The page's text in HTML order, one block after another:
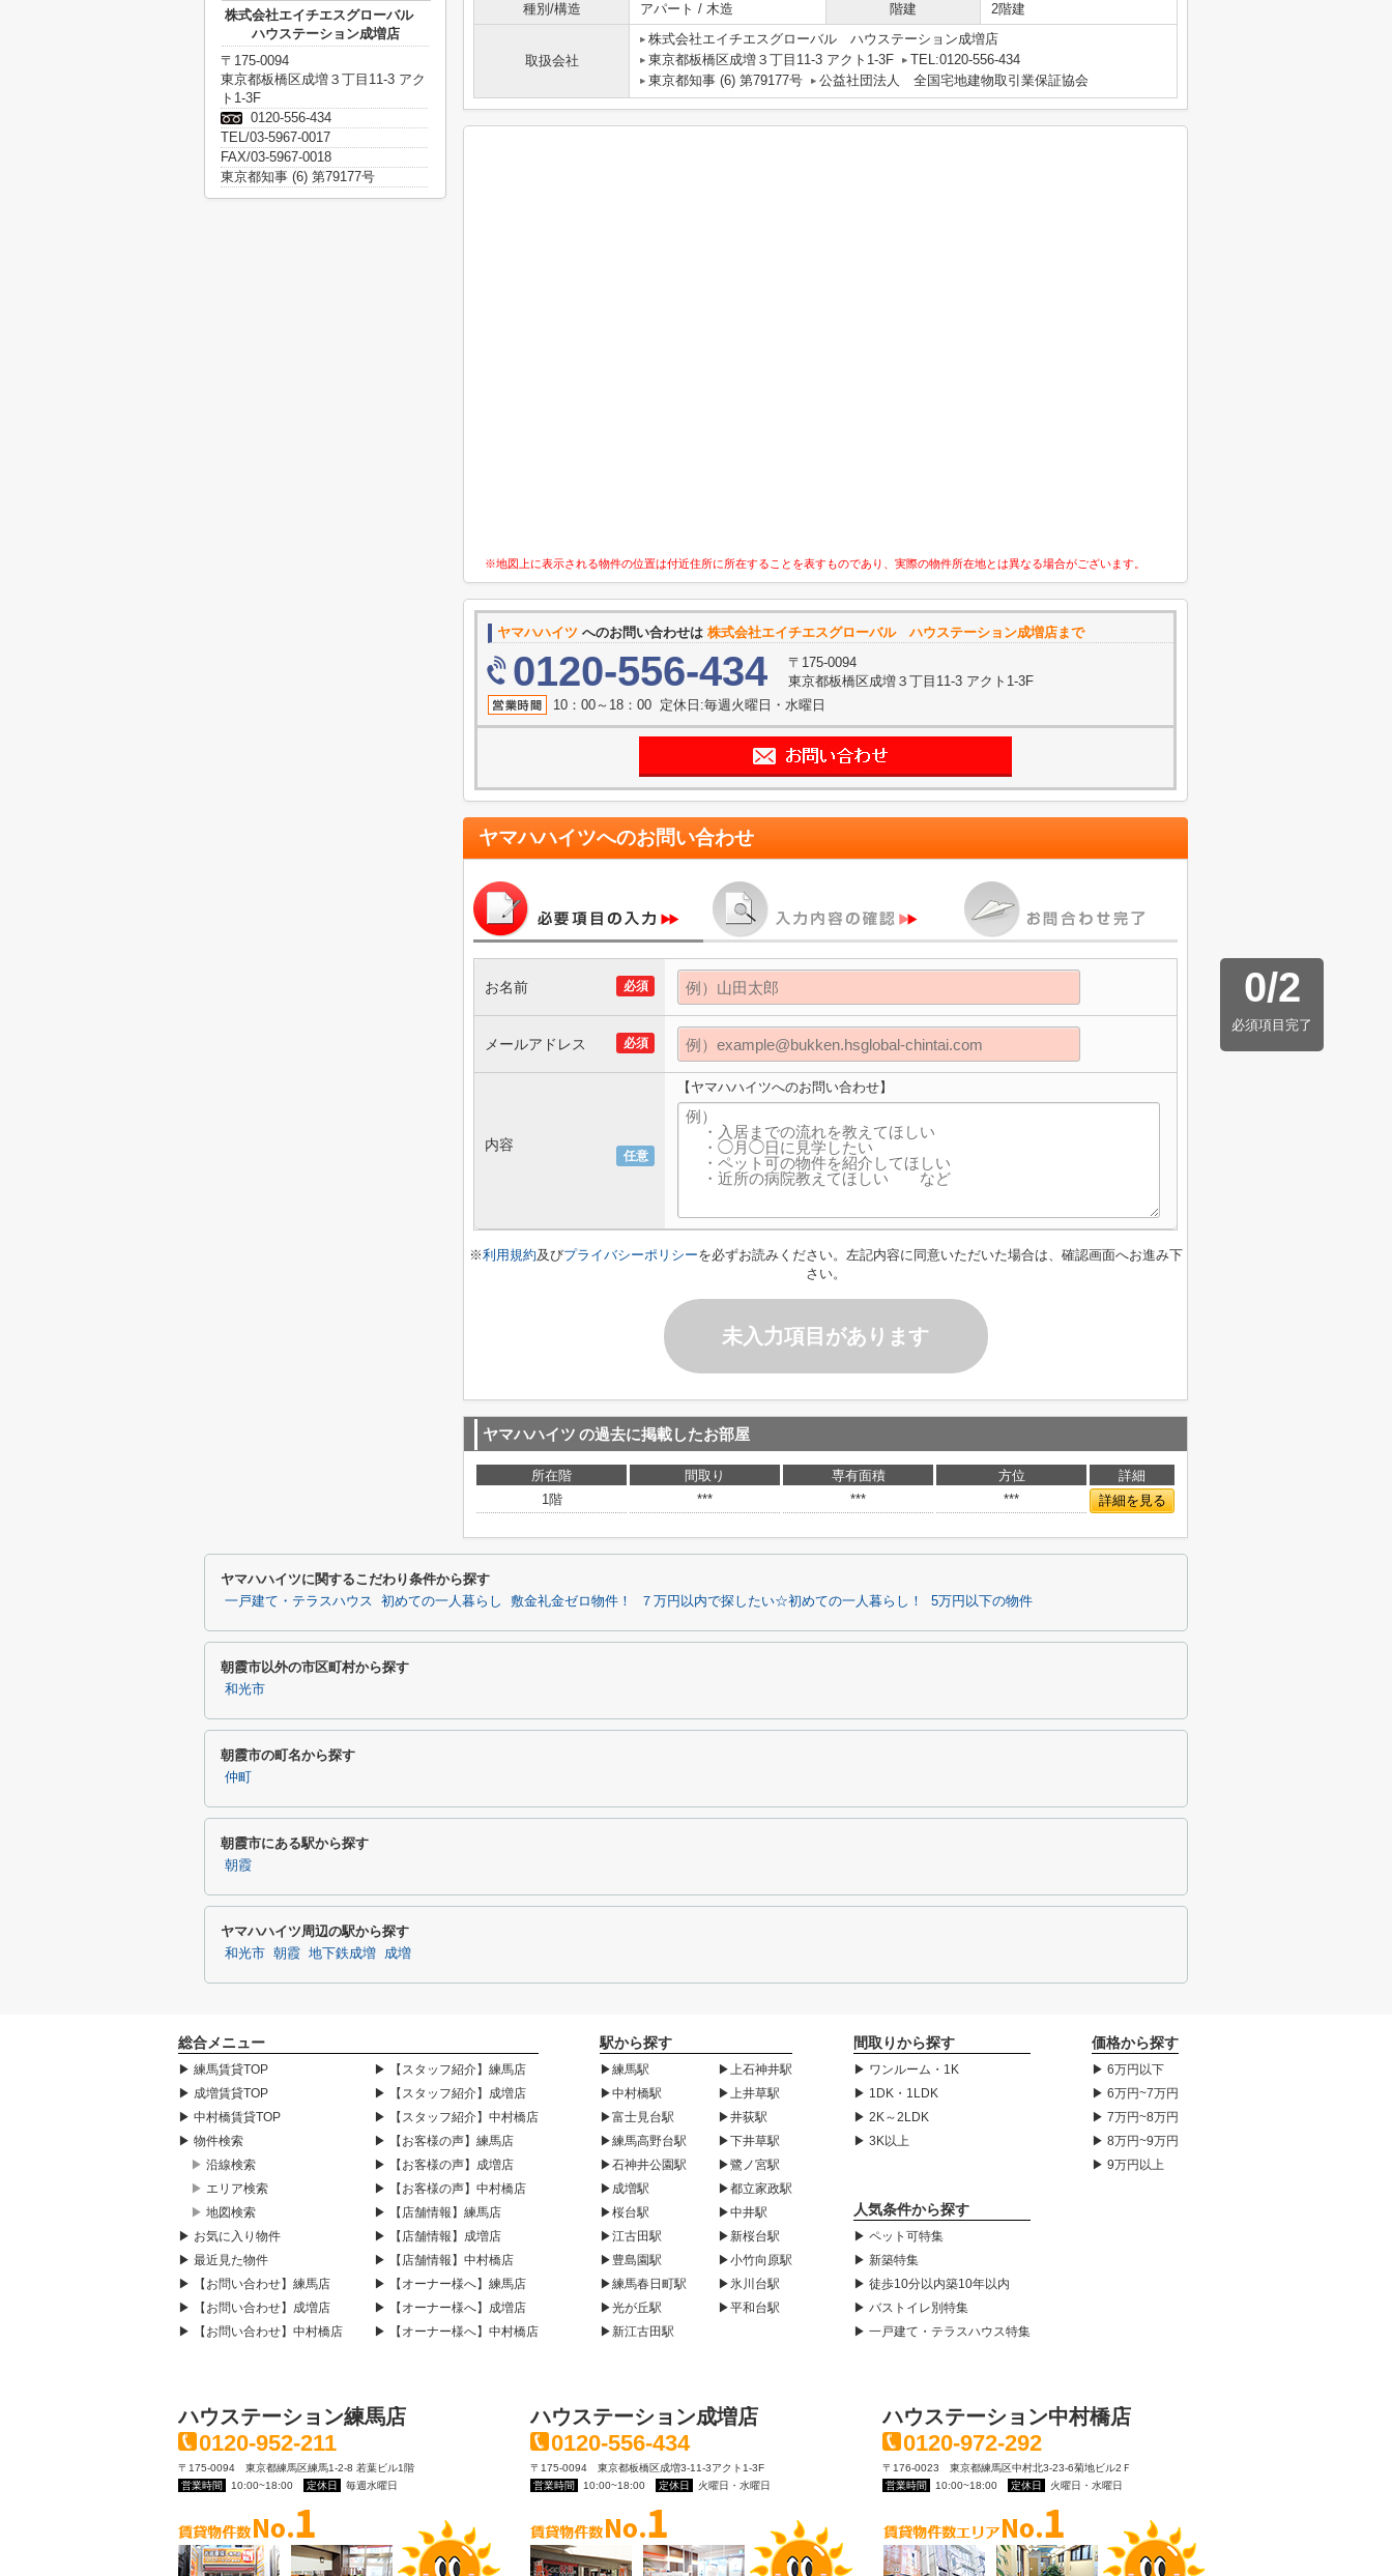
種別/構造
アパート / 木造 階建 2階建
取扱会社
株式会社エイチエスグローバル ハウステーション成増店
東京都板橋区成増３丁目11-3 アクト1-3F
TEL:0120-556-434
東京都知事 (6) 第79177号
公益社団法人 全国宅地建物取引業保証協会
※地図上に表示される物件の位置は付近住所に所在することを表すものであり、実際の物件所在地とは異なる場合がございます。
ヤマハハイツ へのお問い合わせは 株式会社エイチエスグローバル ハウステーション成増店まで
0120-556-434
〒175-0094
東京都板橋区成増３丁目11-3 アクト1-3F
10：00～18：00 定休日:毎週火曜日・水曜日
ヤマハハイツへのお問い合わせ
0/2
必須項目完了
必須
お名前
必須
メールアドレス
任意
内容
【ヤマハハイツへのお問い合わせ】
※利用規約及びプライバシーポリシーを必ずお読みください。左記内容に同意いただいた場合は、確認画面へお進み下
さい。
未入力項目があります
ヤマハハイツ の過去に掲載したお部屋
所在階 間取り 専有面積 方位
詳細
1階
*** *** *** 詳細を見る
株式会社エイチエスグローバル
ハウステーション成増店
〒175-0094
東京都板橋区成増３丁目11-3 アク
ト1-3F
0120-556-434
TEL/03-5967-0017
FAX/03-5967-0018
東京都知事 (6) 第79177号
ヤマハハイツに関するこだわり条件から探す
一戸建て・テラスハウス 初めての一人暮らし 敷金礼金ゼロ物件！ ７万円以内で探したい☆初めての一人暮らし！ 5万円以下の物件
朝霞市以外の市区町村から探す
和光市
朝霞市の町名から探す
仲町
朝霞市にある駅から探す
朝霞
ヤマハハイツ周辺の駅から探す
和光市 朝霞 地下鉄成増 成増
総合メニュー
▶ 練馬賃貸TOP
▶ 成増賃貸TOP
▶ 中村橋賃貸TOP
▶ 物件検索
▶ 沿線検索
▶ エリア検索
▶ 地図検索
▶ お気に入り物件
▶ 最近見た物件
▶ 【お問い合わせ】練馬店
▶ 【お問い合わせ】成増店
▶ 【お問い合わせ】中村橋店
▶ 【スタッフ紹介】練馬店
▶ 【スタッフ紹介】成増店
▶ 【スタッフ紹介】中村橋店
▶ 【お客様の声】練馬店
▶ 【お客様の声】成増店
▶ 【お客様の声】中村橋店
▶ 【店舗情報】練馬店
▶ 【店舗情報】成増店
▶ 【店舗情報】中村橋店
▶ 【オーナー様へ】練馬店
▶ 【オーナー様へ】成増店
▶ 【オーナー様へ】中村橋店
駅から探す
▶練馬駅
▶中村橋駅
▶富士見台駅
▶練馬高野台駅
▶石神井公園駅
▶成増駅
▶桜台駅
▶江古田駅
▶豊島園駅
▶練馬春日町駅
▶光が丘駅
▶新江古田駅
▶上石神井駅
▶上井草駅
▶井荻駅
▶下井草駅
▶鷺ノ宮駅
▶都立家政駅
▶中井駅
▶新桜台駅
▶小竹向原駅
▶氷川台駅
▶平和台駅
間取りから探す
▶ ワンルーム・1K
▶ 1DK・1LDK
▶ 2K～2LDK
▶ 3K以上
人気条件から探す
▶ ペット可特集
▶ 新築特集
▶ 徒歩10分以内築10年以内
▶ バストイレ別特集
▶ 一戸建て・テラスハウス特集
価格から探す
▶ 6万円以下
▶ 6万円~7万円
▶ 7万円~8万円
▶ 8万円~9万円
▶ 9万円以上
ハウステーション練馬店
0120-952-211
〒175-0094 東京都練馬区練馬1-2-8 若葉ビル1階
営業時間
10:00~18:00 定休日 毎週水曜日
ハウステーション成増店
0120-556-434
〒175-0094 東京都板橋区成増3-11-3アクト1-3F
営業時間
10:00~18:00 定休日 火曜日・水曜日
ハウステーション中村橋店
0120-972-292
〒176-0023 東京都練馬区中村北3-23-6菊地ビル2Ｆ
営業時間
10:00~18:00 定休日 火曜日・水曜日